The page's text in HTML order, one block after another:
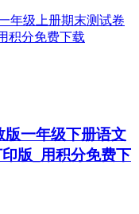
年级上册期末测试卷
积分免费下载
版一年级下册语文
版_用积分免费下